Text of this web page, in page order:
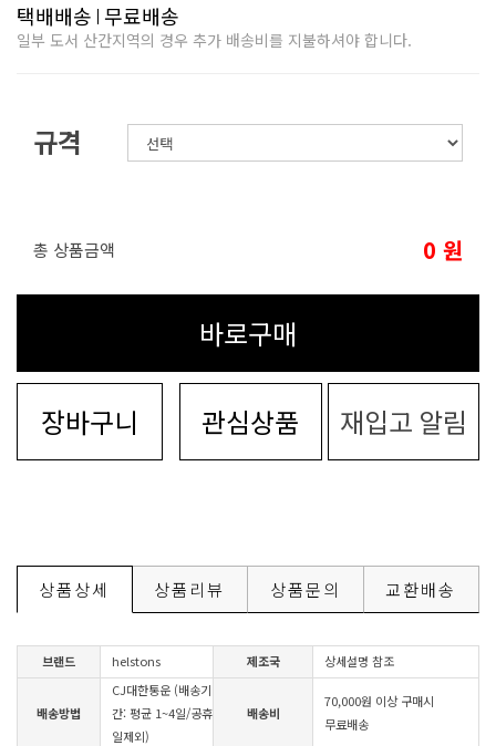
택배배송 무료배송
일부 도서 산간지역의 경우 추가 배송비를 지불하셔야 합니다.
규격
총 상품금액 0 원
바로구매
장바구니 관심상품 재입고 알림
상품상세 상품리뷰 상품문의 교환배송
브랜드 helstons 제조국 상세설명 참조
배송방법
CJ대한통운 (배송기
간: 평균 1~4일/공휴
일제외)
배송비
70,000원 이상 구매시
무료배송